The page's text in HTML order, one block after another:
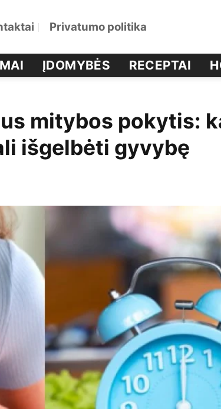
Privatumo politika
ĮDOMYBĖS RECEPTAI
mitybos pokytis:
išgelbėti gyvybę